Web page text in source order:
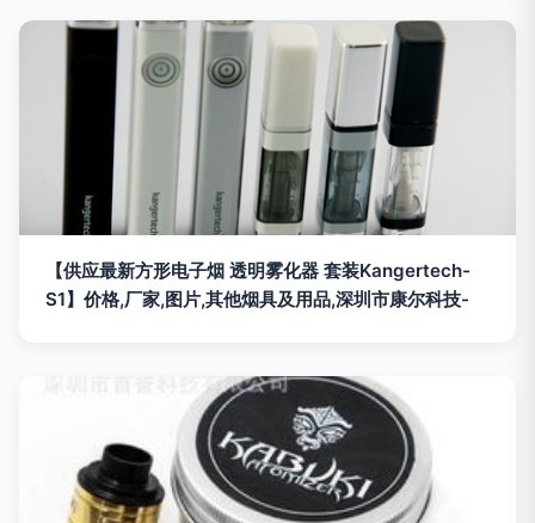
【供应最新方形电子烟 透明雾化器 套装Kangertech-
S1】价格,厂家,图片,其他烟具及用品,深圳市康尔科技-